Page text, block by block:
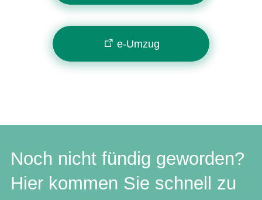
e-Umzug
Noch nicht fündig geworden?
Hier kommen Sie schnell zu